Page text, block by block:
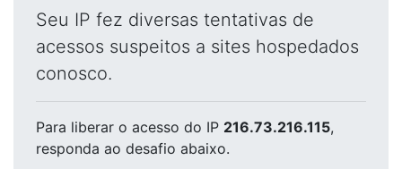
Seu IP fez diversas tentativas de
acessos suspeitos a sites hospedados
conosco.
Para liberar o acesso do IP 216.73.216.115,
responda ao desafio abaixo.